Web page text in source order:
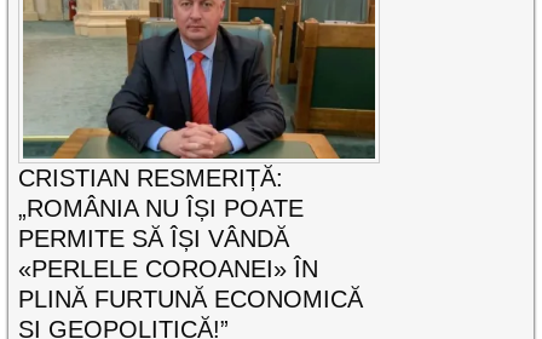
CRISTIAN RESMERIȚĂ:
„ROMÂNIA NU ÎȘI POATE
PERMITE SĂ ÎȘI VÂNDĂ
«PERLELE COROANEI» ÎN
PLINĂ FURTUNĂ ECONOMICĂ
ȘI GEOPOLITICĂ!”